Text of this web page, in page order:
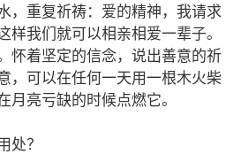
，重复祈祷：爱的精神，我请求
样我们就可以相亲相爱一辈子。
怀着坚定的信念，说出善意的祈
，可以在任何一天用一根木火柴
月亮亏缺的时候点燃它。
处？